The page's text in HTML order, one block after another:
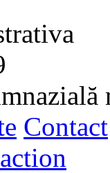
Contact